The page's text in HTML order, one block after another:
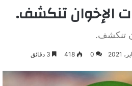
الإخوان تنكشف.
تنكشف.
0
418